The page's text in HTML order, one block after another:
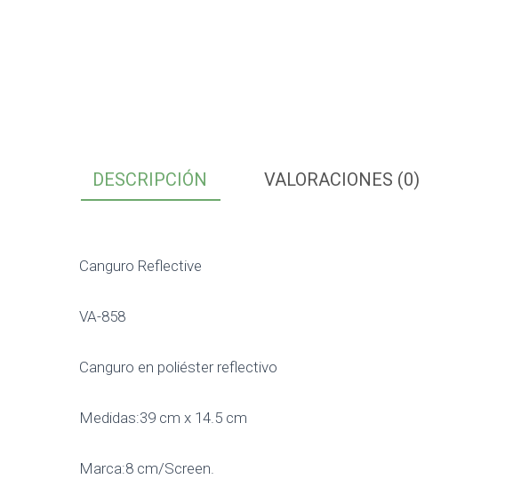
DESCRIPCIÓN VALORACIONES (0)
Canguro Reflective
VA-858
Canguro en poliéster reflectivo
Medidas:39 cm x 14.5 cm
Marca:8 cm/Screen.